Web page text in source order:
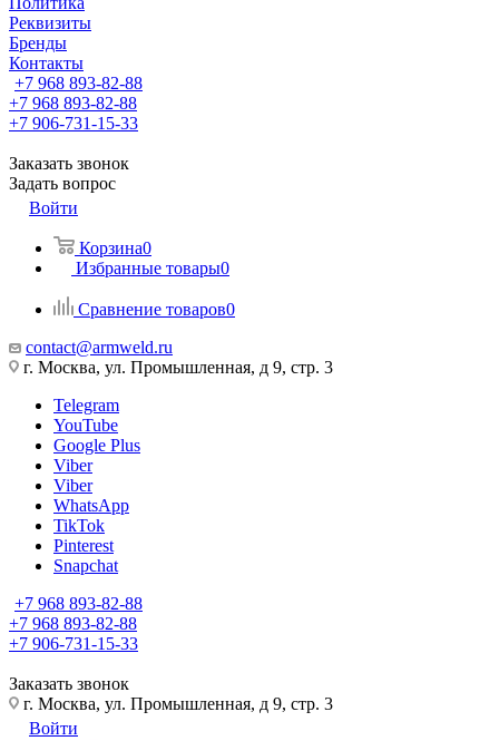
Реквизиты
Бренды
Контакты
+7 968 893-82-88
+7 968 893-82-88
+7 906-731-15-33
Заказать звонок
Задать вопрос
Войти
Корзина0
Избранные товары0
Сравнение товаров0
contact@armweld.ru
г. Москва, ул. Промышленная, д 9, стр. 3
Telegram
YouTube
Google Plus
Viber
Viber
WhatsApp
TikTok
Pinterest
Snapchat
+7 968 893-82-88
+7 968 893-82-88
+7 906-731-15-33
Заказать звонок
г. Москва, ул. Промышленная, д 9, стр. 3
Войти